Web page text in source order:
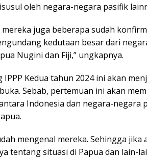
oleh negara-negara pasifik
juga beberapa sudah
kedutaan besar dari
Nugini dan Fiji,” ungkapnya.
Kedua tahun 2024 ini akan
Sebab, pertemuan ini akan
Indonesia dan negara-negara
mengenal mereka. Sehingga jika
tentang situasi di Papua dan lain-